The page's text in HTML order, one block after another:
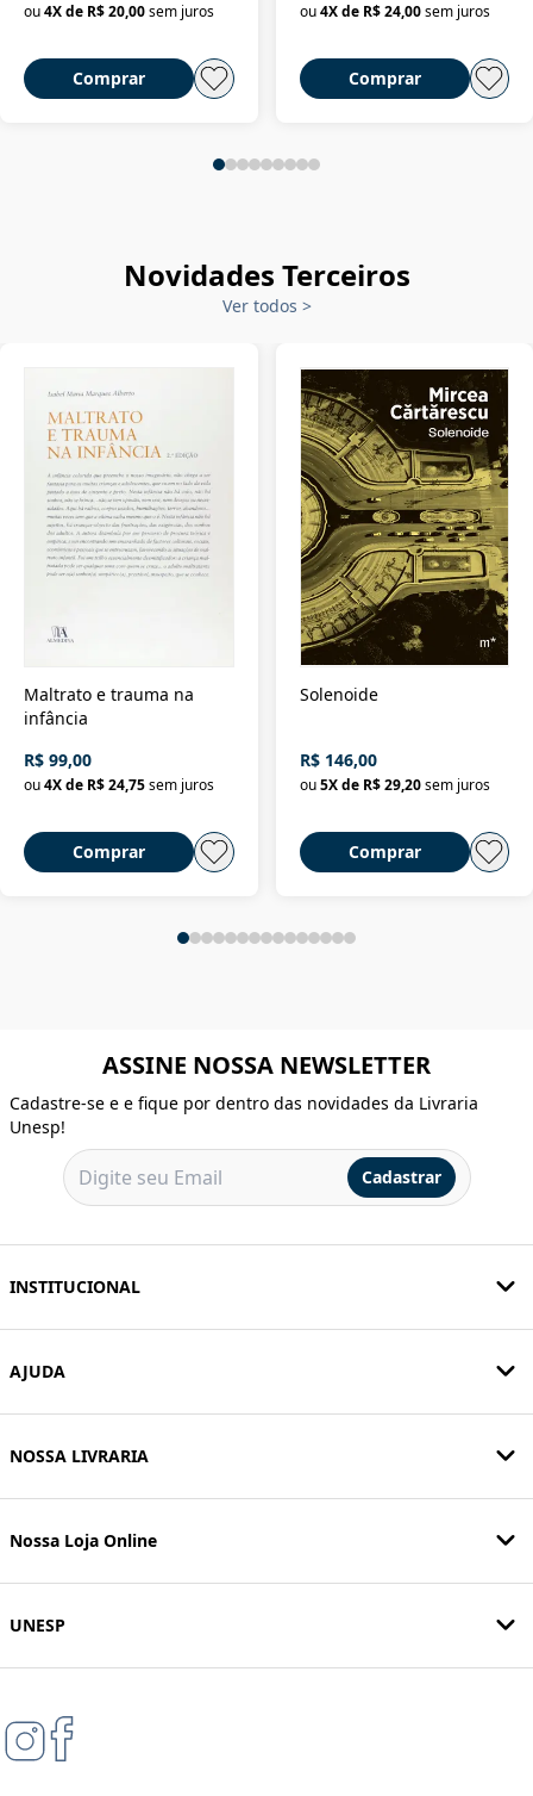
ou4X de R$ 20,00sem juros
Comprar
ou 4X de R$ 24,00 sem juros
Comprar
Novidades Terceiros
Ver todos >
Maltrato e trauma na
infância
R$ 99,00
ou4X de R$ 24,75sem juros
Comprar
Solenoide
R$ 146,00
ou 5X de R$ 29,20 sem juros
Comprar
ASSINE NOSSA NEWSLETTER
Cadastre-se e e fique por dentro das novidades da Livraria
Unesp!
Cadastrar
INSTITUCIONAL
AJUDA
NOSSA LIVRARIA
Nossa Loja Online
UNESP